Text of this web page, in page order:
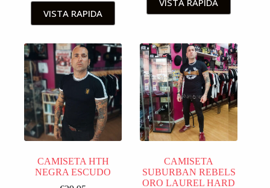
VISTA RAPIDA
CAMISETA HTH
NEGRA ESCUDO
CAMISETA
SUBURBAN REBELS
ORO LAUREL HARD